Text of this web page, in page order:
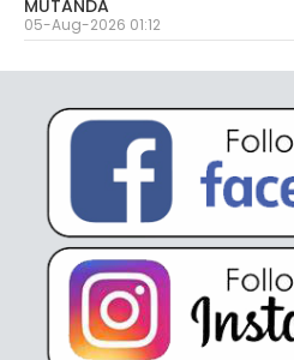
MUTANDA
05-Aug-2026 01:12